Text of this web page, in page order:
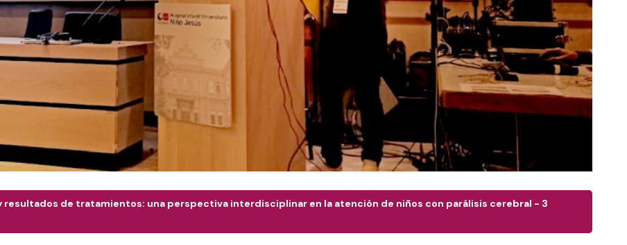
resultados de tratamientos: una perspectiva interdisciplinar en la atención de niños con parálisis cerebral - 3